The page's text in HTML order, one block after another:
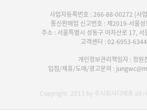
사업자등록번호 : 266-88-00272 [사
통신판매업 신고번호 : 제2019-서울
주소 : 서울특별시 성동구 아차산로 17,
고객센터 : 02-6953-6344
개인정보관리책임자 : 정원
입점/제휴/도매/광고문의 :
Copyright. 2013 by 주식회사더메종 all